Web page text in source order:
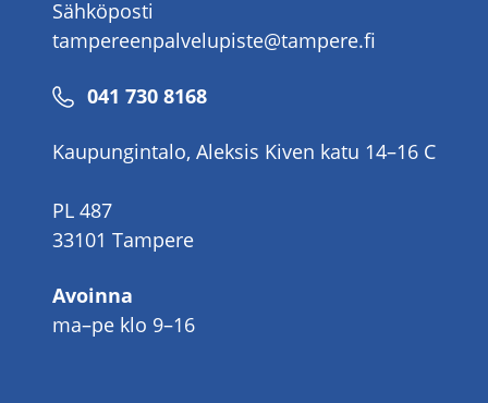
Sähköposti
tampereenpalvelupiste@tampere.fi
Puhelinnumero
041 730 8168
Kaupungintalo, Aleksis Kiven katu 14–16 C
PL 487
33101 Tampere
Avoinna
ma–pe klo 9–16